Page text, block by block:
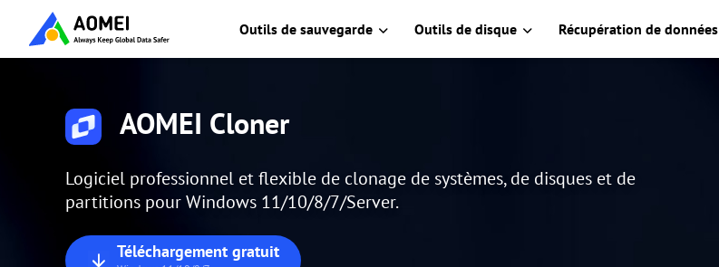
Outils de sauvegarde Outils de disque Récupération de données
AOMEI Cloner
Logiciel professionnel et flexible de clonage de systèmes, de disques et de
partitions pour Windows 11/10/8/7/Server.
Téléchargement gratuit